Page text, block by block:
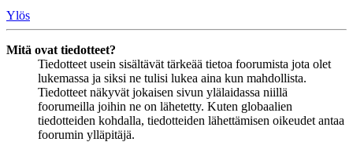
Ylös
Mitä ovat tiedotteet?
Tiedotteet usein sisältävät tärkeää tietoa foorumista jota olet
lukemassa ja siksi ne tulisi lukea aina kun mahdollista.
Tiedotteet näkyvät jokaisen sivun ylälaidassa niillä
foorumeilla joihin ne on lähetetty. Kuten globaalien
tiedotteiden kohdalla, tiedotteiden lähettämisen oikeudet antaa
foorumin ylläpitäjä.